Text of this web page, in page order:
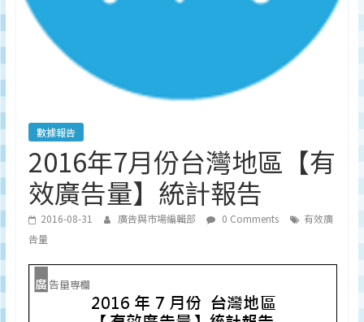
度
物、
數據報告
2016年7月份台灣地區【有
效廣告量】統計報告
2016-08-31 廣告與市場編輯部 0 Comments
有效廣
告量